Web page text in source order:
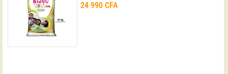
24 990 CFA